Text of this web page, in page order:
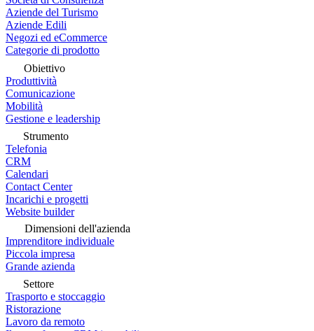
Aziende del Turismo
Aziende Edili
Negozi ed eCommerce
Categorie di prodotto
Obiettivo
Produttività
Comunicazione
Mobilità
Gestione e leadership
Strumento
Telefonia
CRM
Calendari
Contact Center
Incarichi e progetti
Website builder
Dimensioni dell'azienda
Imprenditore individuale
Piccola impresa
Grande azienda
Settore
Trasporto e stoccaggio
Ristorazione
Lavoro da remoto